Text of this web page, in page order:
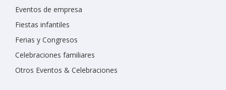
Eventos de empresa
Fiestas infantiles
Ferias y Congresos
Celebraciones familiares
Otros Eventos & Celebraciones